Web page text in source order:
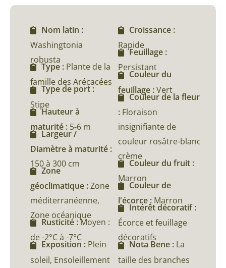
Nom latin :
Washingtonia
robusta
Type : Plante de la
famille des Arécacées
Type de port :
Stipe
Hauteur à
maturité : 5-6 m
Largeur /
Diamètre à maturité :
150 à 300 cm
Zone
géoclimatique :Zone
méditerranéenne,
Zone océanique
Rusticité :Moyen :
de -2°C à -7°C
Exposition : Plein
soleil, Ensoleillement
Croissance :
Rapide
Feuillage :
Persistant
Couleur du
feuillage :Vert
Couleur de la fleur
: Floraison
insignifiante de
couleur rosâtre-blanc
crème
Couleur du fruit :
Marron
Couleur de
l'écorce : Marron
Intérêt décoratif :
Écorce et feuillage
décoratifs
Nota Bene : La
taille des branches